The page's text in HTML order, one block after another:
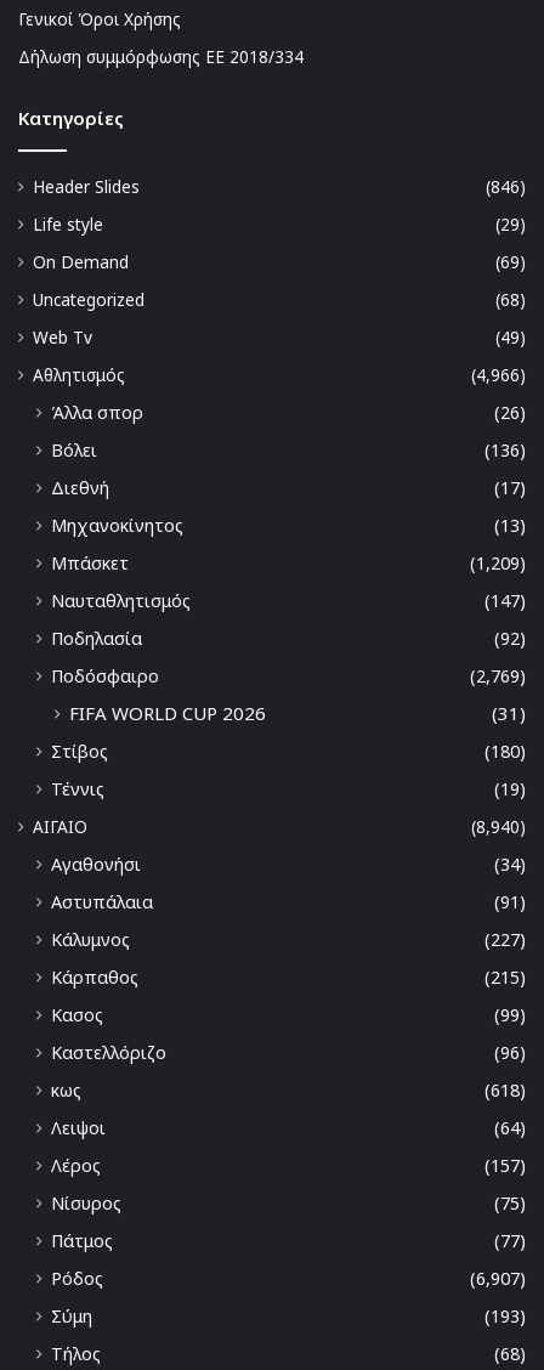
Γενικοί Όροι Χρήσης
Δήλωση συμμόρφωσης ΕΕ 2018/334
Kατηγορίες
Header Slides
(846)
Life style
(29)
On Demand
(69)
Uncategorized
(68)
Web Tv
(49)
Αθλητισμός
(4,966)
Άλλα σπορ
(26)
Βόλει
(136)
Διεθνή
(17)
Μηχανοκίνητος
(13)
Μπάσκετ
(1,209)
Ναυταθλητισμός
(147)
Ποδηλασία
(92)
Ποδόσφαιρο
(2,769)
FIFA WORLD CUP 2026 (31)
Στίβος
(180)
Τέννις
(19)
ΑΙΓΑΙΟ
(8,940)
Αγαθονήσι
(34)
Αστυπάλαια
(91)
Κάλυμνος
(227)
Κάρπαθος
(215)
Κασος
(99)
Καστελλόριζο
(96)
κως
(618)
Λειψοι
(64)
Λέρος
(157)
Νίσυρος
(75)
Πάτμος
(77)
Ρόδος
(6,907)
Σύμη
(193)
Τήλος
(68)